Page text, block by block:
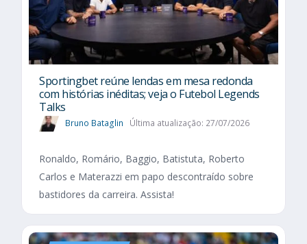
Sportingbet reúne lendas em mesa redonda
com histórias inéditas; veja o Futebol Legends
Talks
Bruno Bataglin Última atualização: 27/07/2026
Ronaldo, Romário, Baggio, Batistuta, Roberto
Carlos e Materazzi em papo descontraído sobre
bastidores da carreira. Assista!